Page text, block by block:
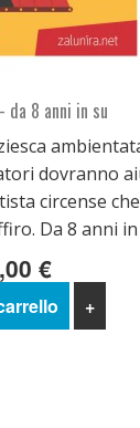
da 8 anni in su
dovranno
circense
Da 8 anni in
€
+